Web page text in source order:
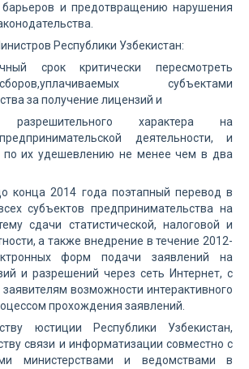
барьеров и предотвращению нарушения
Республики Узбекистан:
срок критически пересмотреть
субъектами
за получение лицензий и
разрешительного характера на
деятельности, и
по их удешевлению не менее чем в два
конца 2014 года поэтапный перевод в
субъектов предпринимательства на
сдачи статистической, налоговой и
а также внедрение в течение 2012-
форм подачи заявлений на
и разрешений через сеть Интернет, с
возможности интерактивного
прохождения заявлений.
юстиции Республики Узбекистан,
связи и информатизации совместно с
министерствами и ведомствами в